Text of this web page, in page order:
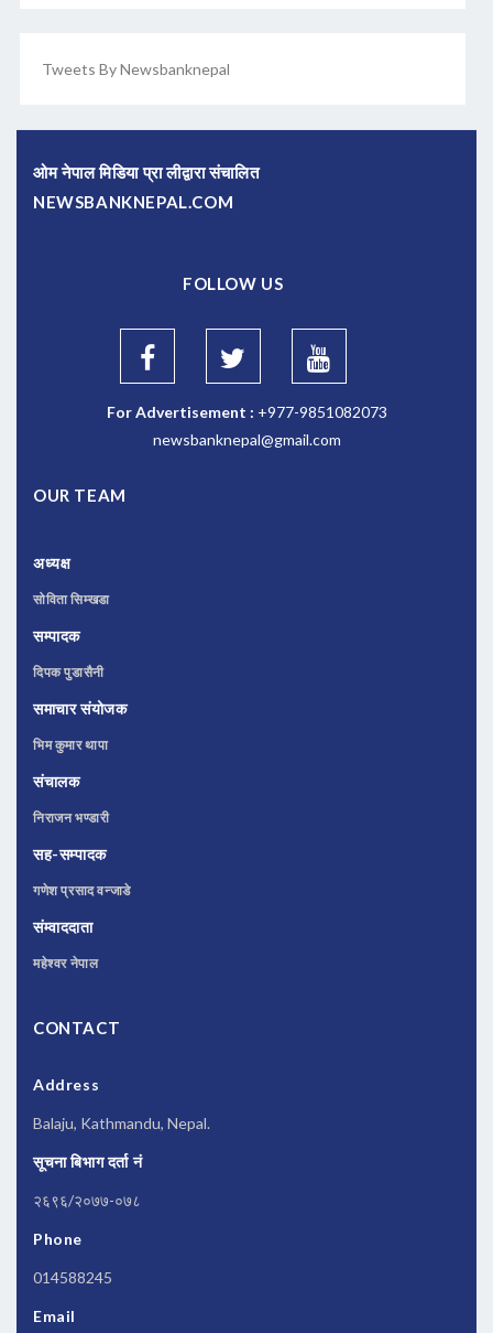
Tweets By Newsbanknepal
ओम नेपाल मिडिया प्रा लीद्वारा संचालित
NEWSBANKNEPAL.COM
FOLLOW US
For Advertisement : +977-9851082073
newsbanknepal@gmail.com
OUR TEAM
अध्यक्ष
सोविता सिम्खडा
सम्पादक
दिपक पुडासैनी
समाचार संयोजक
भिम कुमार थापा
संचालक
निराजन भण्डारी
सह-सम्पादक
गणेश प्रसाद वन्जाडे
संम्वाददाता
महेश्वर नेपाल
CONTACT
Address
Balaju, Kathmandu, Nepal.
सूचना बिभाग दर्ता नं
२६९६/२०७७-०७८
Phone
014588245
Email